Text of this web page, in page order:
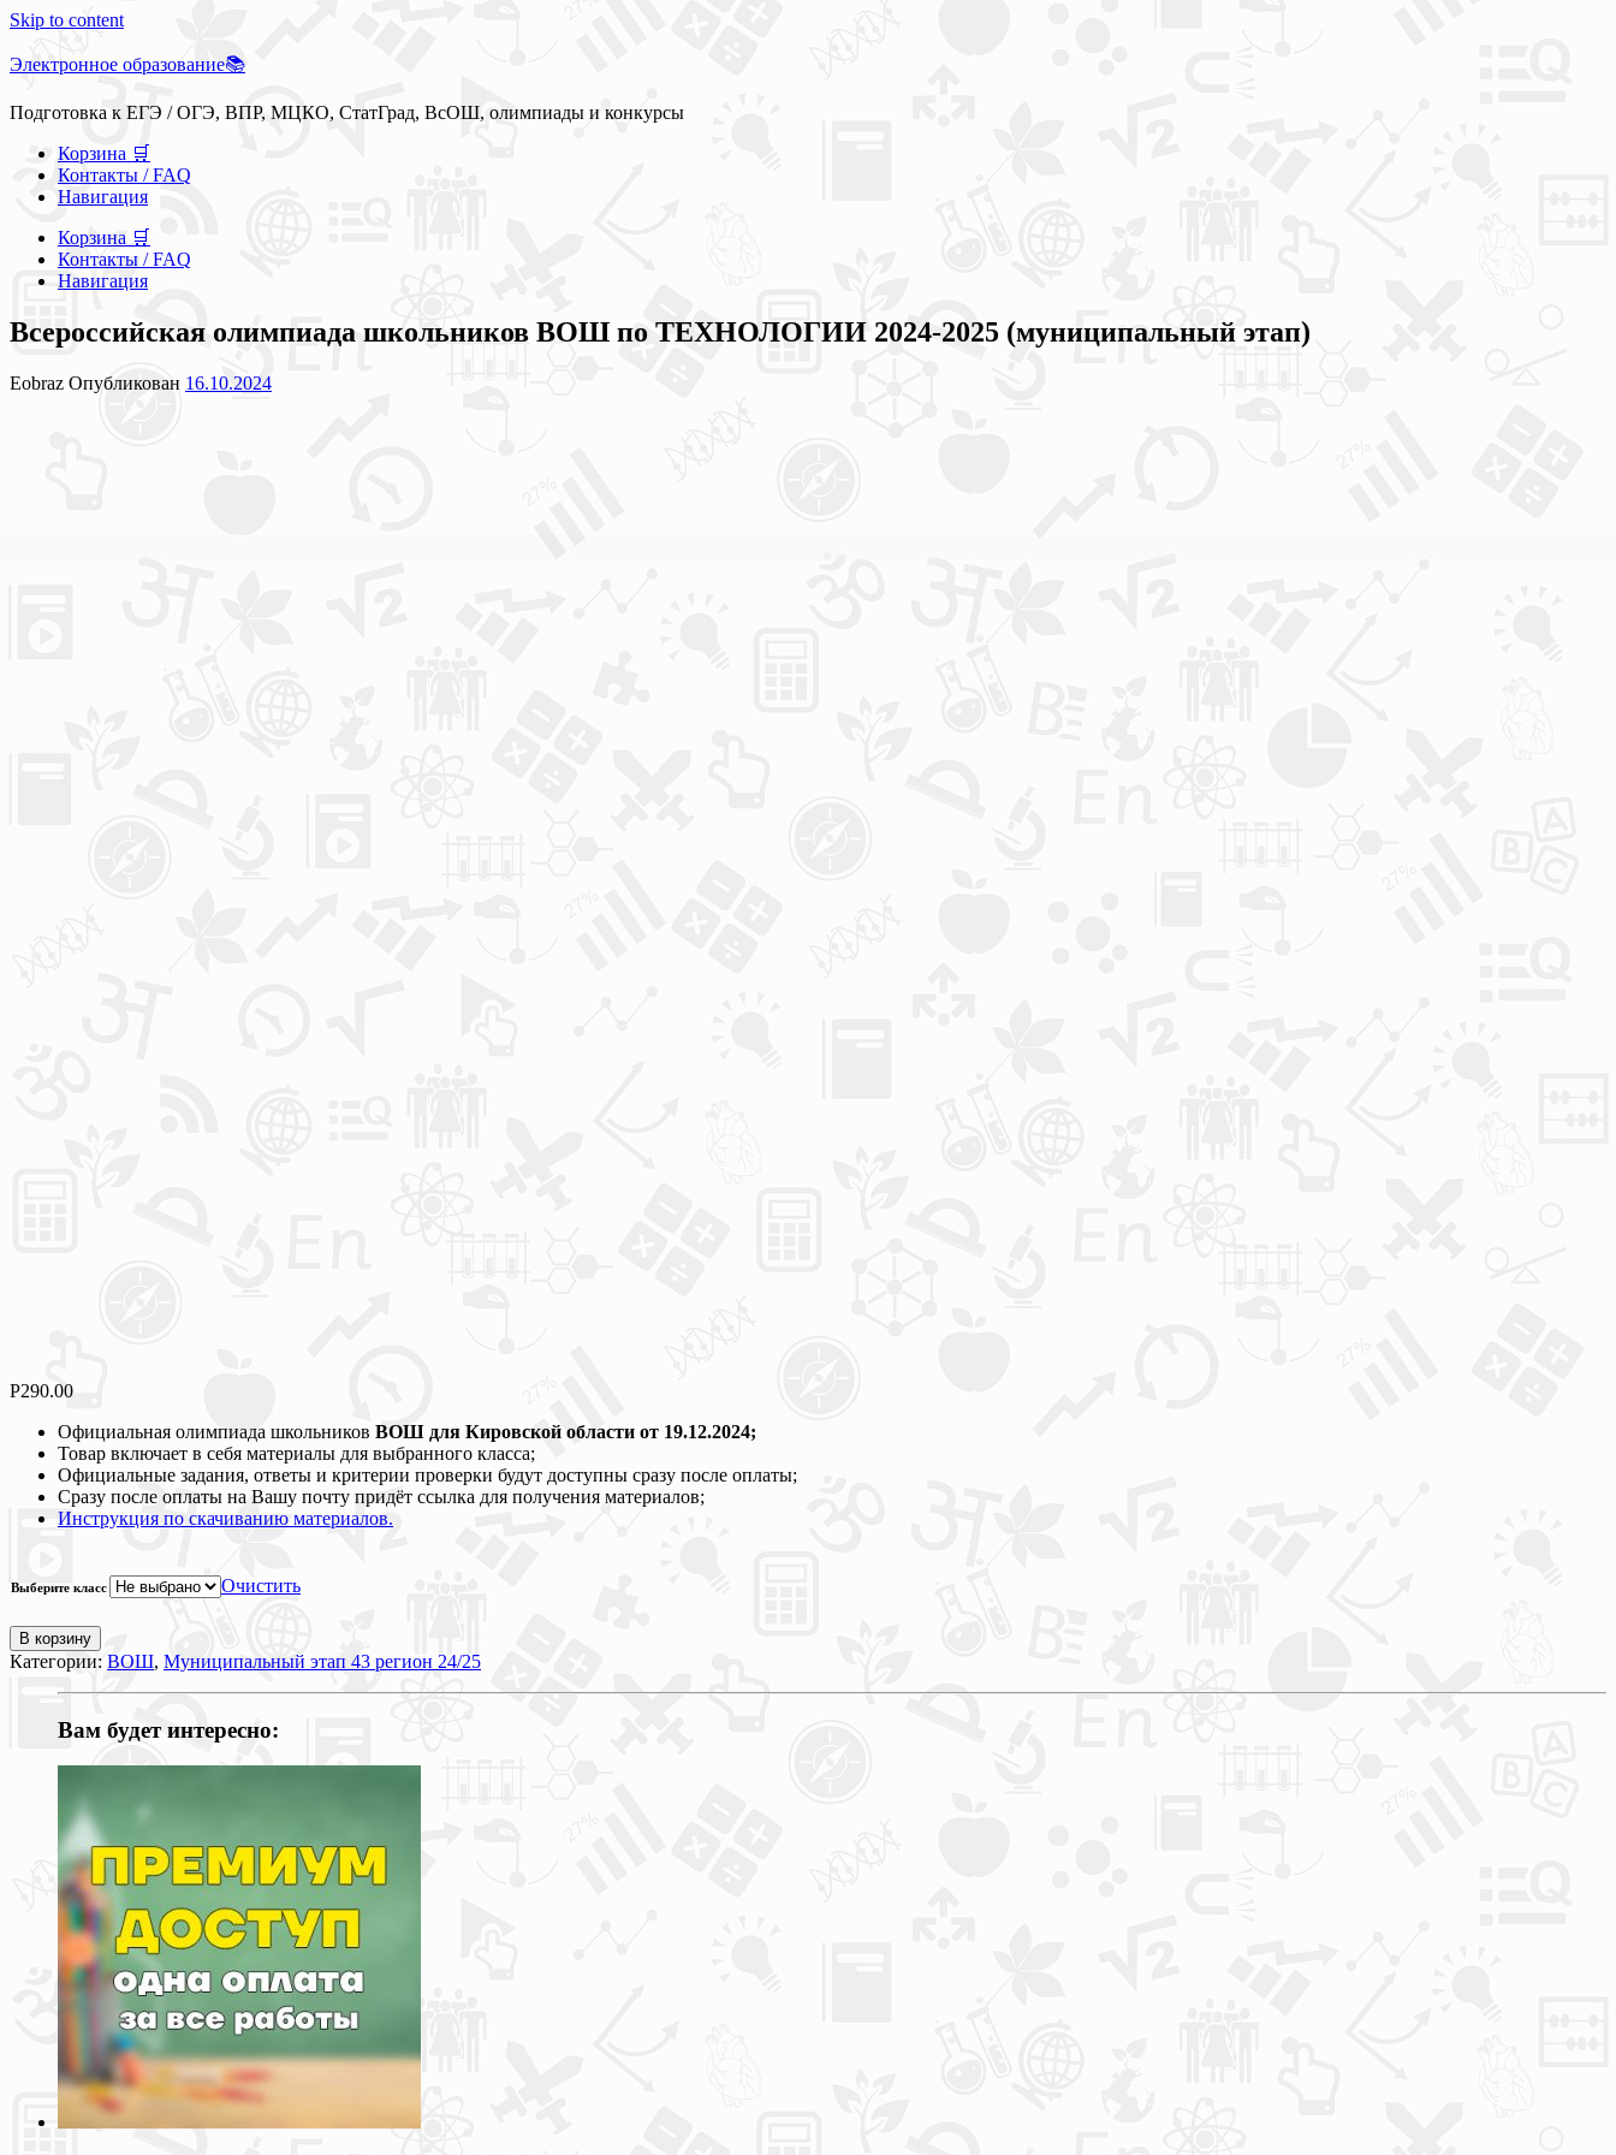
Skip to content
Электронное образование📚
Подготовка к ЕГЭ / ОГЭ, ВПР, МЦКО, СтатГрад, ВсОШ, олимпиады и конкурсы
Корзина 🛒
Контакты / FAQ
Навигация
Корзина 🛒
Контакты / FAQ
Навигация
Всероссийская олимпиада школьников ВОШ по ТЕХНОЛОГИИ 2024-2025 (муниципальный этап)
Eobraz Опубликован 16.10.2024
Р290.00
Официальная олимпиада школьников ВОШ для Кировской области от 19.12.2024;
Товар включает в себя материалы для выбранного класса;
Официальные задания, ответы и критерии проверки будут доступны сразу после оплаты;
Сразу после оплаты на Вашу почту придёт ссылка для получения материалов;
Инструкция по скачиванию материалов.
Выберите класс Очистить
В корзину
Категории: ВОШ, Муниципальный этап 43 регион 24/25
Вам будет интересно: